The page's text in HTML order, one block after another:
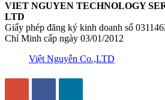
VIET NGUYEN TECHNOLOGY
LTD
Giấy phép đăng ký kinh doanh số
Chí Minh cấp ngày 03/01/2012
Việt Nguyễn Co.,LTD